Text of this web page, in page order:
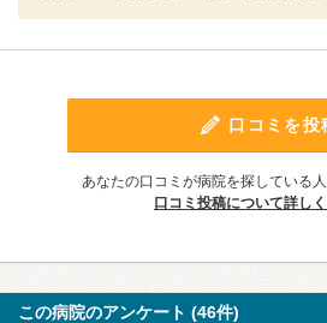
口コミを投
あなたの口コミが病院を探している人
口コミ投稿について詳し
この病院のアンケート (46件)